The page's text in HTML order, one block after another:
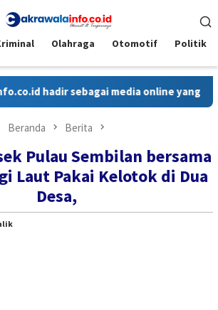
Olahraga Otomotif Politik
sebagai media online yang
Beranda Berita
Pulau Sembilan bersama
Laut Pakai Kelotok di Dua
Desa,